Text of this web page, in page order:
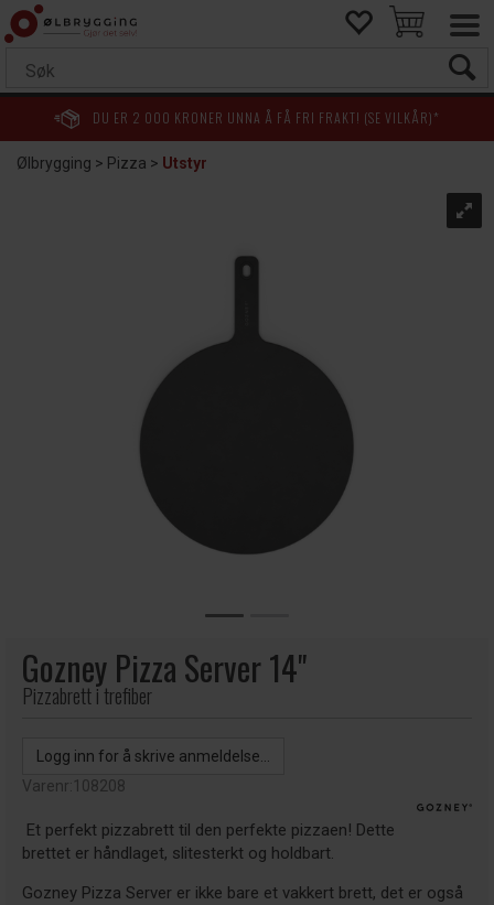
DU ER 2 000 KRONER UNNA Å FÅ FRI FRAKT! (SE VILKÅR)*
Ølbrygging>Pizza>Utstyr
Gozney Pizza Server 14"
Pizzabrett i trefiber
Logg inn for å skrive anmeldelse...
Varenr:108208
Et perfekt pizzabrett til den perfekte pizzaen! Dette
brettet er håndlaget, slitesterkt og holdbart.
Gozney Pizza Server er ikke bare et vakkert brett, det er også